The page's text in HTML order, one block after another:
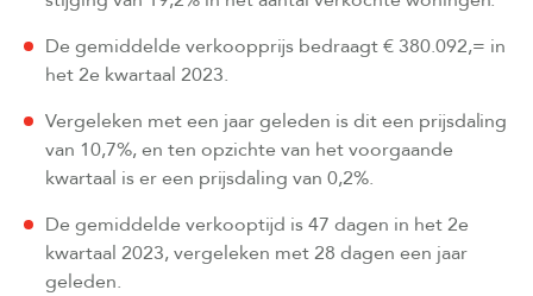
De gemiddelde verkoopprijs bedraagt € 380.092,= in
het 2e kwartaal 2023.
Vergeleken met een jaar geleden is dit een prijsdaling
van 10,7%, en ten opzichte van het voorgaande
kwartaal is er een prijsdaling van 0,2%.
De gemiddelde verkooptijd is 47 dagen in het 2e
kwartaal 2023, vergeleken met 28 dagen een jaar
geleden.